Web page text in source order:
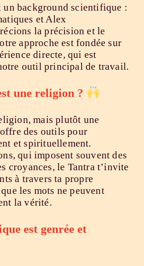
un background scientifique :
et Alex
la précision et le
approche est fondée sur
directe, qui est
outil principal de travail.
une religion ?
mais plutôt une
des outils pour
et spirituellement.
qui imposent souvent des
croyances, le Tantra t’invite
à travers ta propre
les mots ne peuvent
la vérité.
est genrée et